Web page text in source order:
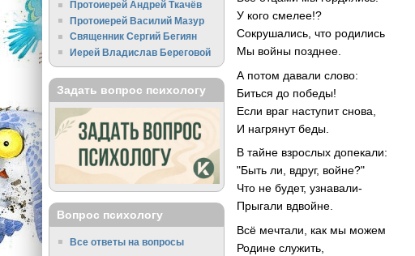
У кого смелее!?
Сокрушались, что родились
Мы войны позднее.
А потом давали слово:
Биться до победы!
Если враг наступит снова,
И нагрянут беды.
В тайне взрослых допекали:
"Быть ли, вдруг, войне?"
Что не будет, узнавали-
Прыгали вдвойне.
Всё мечтали, как мы можем
Родине служить,
Протоиерей Андрей Ткачёв
Протоиерей Василий Мазур
Священник Сергий Бегиян
Иерей Владислав Береговой
Задать вопрос психологу
Вопрос психологу
Все ответы на вопросы